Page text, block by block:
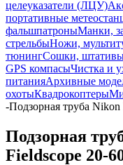
целеуказатели (ЛЦУ)
портативные
фальшпатроныМанки,
стрельбыНожи,
тюнингСошки,
GPS компасыЧистка и
питанияАрхивные
охотыКвадрокоптеры
-Подзорная труба
Подзорная
Fieldscope 20-